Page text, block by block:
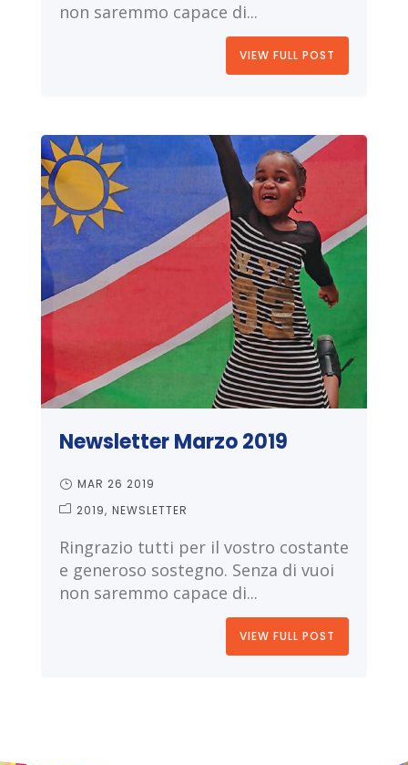
non saremmo capace di...
VIEW FULL POST
Newsletter Marzo 2019
MAR 26 2019
2019 NEWSLETTER
Ringrazio tutti per il vostro costante
e generoso sostegno. Senza di vuoi
non saremmo capace di...
VIEW FULL POST